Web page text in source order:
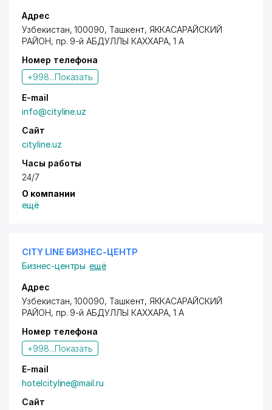
Адрес
Узбекистан, 100090, Ташкент, ЯККАСАРАЙСКИЙ
РАЙОН, пр. 9-й АБДУЛЛЫ КАХХАРА, 1 А
Номер телефона
+998...Показать
E-mail
info@cityline.uz
Сайт
cityline.uz
Часы работы
24/7
О компании
ещё
CITY LINE БИЗНЕС-ЦЕНТР
Бизнес-центры ещё
Адрес
Узбекистан, 100090, Ташкент, ЯККАСАРАЙСКИЙ
РАЙОН, пр. 9-й АБДУЛЛЫ КАХХАРА, 1 А
Номер телефона
+998...Показать
E-mail
hotelcityline@mail.ru
Сайт